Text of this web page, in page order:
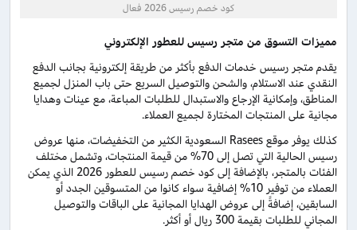
كود خصم رسيس 2026 فعال
مميزات التسوق من متجر رسيس للعطور الإلكتروني
يقدم متجر رسيس خدمات الدفع بأكثر من طريقة إلكترونية بجانب الدفع
النقدي عند الاستلام، والشحن والتوصيل السريع حتى باب المنزل لجميع
المناطق، وإمكانية الإرجاع والاستبدال للطلبات المباعة، مع عينات وهدايا
مجانية على المنتجات المختارة لجميع العملاء.
كذلك يوفر موقع Rasees السعودية الكثير من التخفيضات، منها عروض
رسيس الحالية التي تصل إلى 70% من قيمة المنتجات، وتشمل مختلف
الفئات بالمتجر، بالإضافة إلى كود خصم رسيس للعطور 2026 الذي يمكن
العملاء من توفير 10% إضافية سواء كانوا من المتسوقين الجدد أو
السابقين، إضافةً إلى عروض الهدايا المجانية على الباقات والتوصيل
المجاني للطلبات بقيمة 300 ريال أو أكثر.